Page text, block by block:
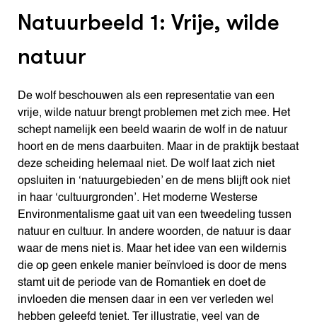
Natuurbeeld 1: Vrije, wilde
natuur
De wolf beschouwen als een representatie van een
vrije, wilde natuur brengt problemen met zich mee. Het
schept namelijk een beeld waarin de wolf in de natuur
hoort en de mens daarbuiten. Maar in de praktijk bestaat
deze scheiding helemaal niet. De wolf laat zich niet
opsluiten in ‘natuurgebieden’ en de mens blijft ook niet
in haar ‘cultuurgronden’. Het moderne Westerse
Environmentalisme gaat uit van een tweedeling tussen
natuur en cultuur. In andere woorden, de natuur is daar
waar de mens niet is. Maar het idee van een wildernis
die op geen enkele manier beïnvloed is door de mens
stamt uit de periode van de Romantiek en doet de
invloeden die mensen daar in een ver verleden wel
hebben geleefd teniet. Ter illustratie, veel van de